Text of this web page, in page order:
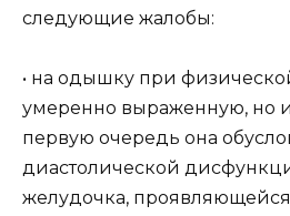
следующие жалобы:
• на одышку при
умеренно выраженную, но
первую очередь она
диастолической
желудочка,